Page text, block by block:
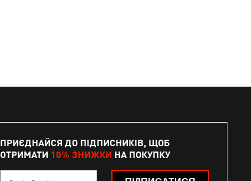
ПРИЄДНАЙСЯ ДО ПІДПИСНИКІВ, ЩОБ
ОТРИМАТИ 10% ЗНИЖКИ НА ПОКУПКУ